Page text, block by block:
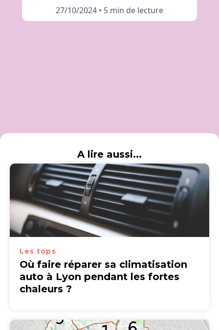
27/10/2024 • 5 min de lecture
A lire aussi...
Les tops
Où faire réparer sa climatisation
auto à Lyon pendant les fortes
chaleurs ?